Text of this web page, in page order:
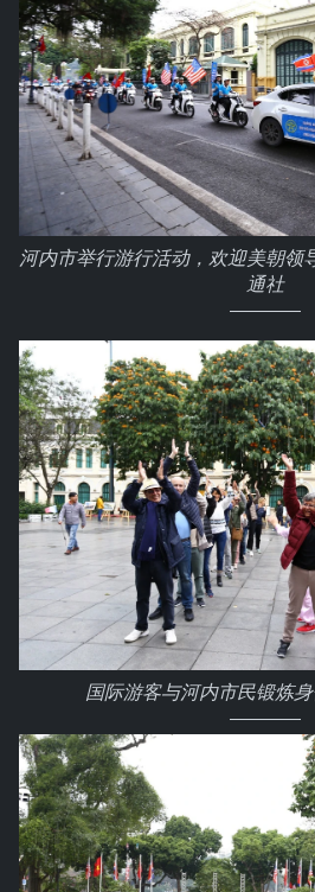
河内市举行游行活动，欢迎美朝领
通社
国际游客与河内市民锻炼